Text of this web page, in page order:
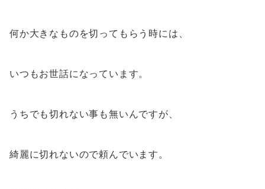
何か大きなものを切ってもらう時には、
いつもお世話になっています。
うちでも切れない事も無いんですが、
綺麗に切れないので頼んでいます。